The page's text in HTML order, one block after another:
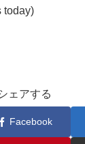
today)
ェアする
Facebook